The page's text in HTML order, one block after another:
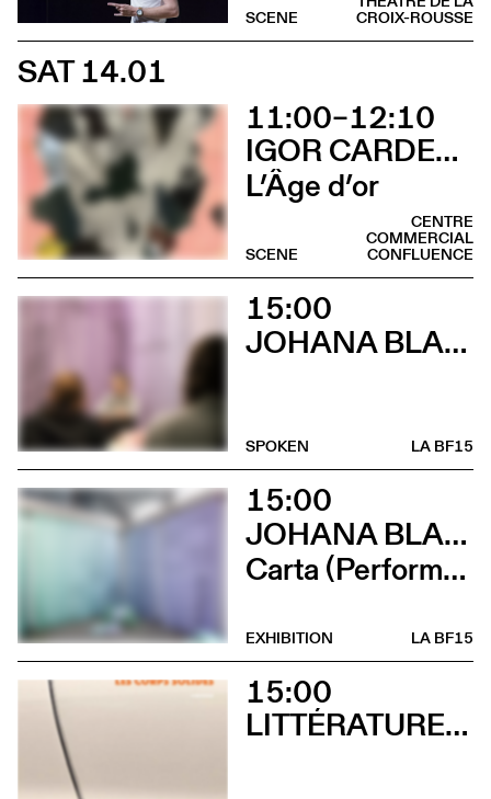
CROIX-ROUSSE
SCENE
SAT 14.01
11:00–12:10
IGOR CARDELLINI & TOMAS GONZALEZ
L’Âge d’or
CENTRE
COMMERCIAL
CONFLUENCE
SCENE
15:00
JOHANA BLANC
LA BF15
SPOKEN
15:00
JOHANA BLANC ET SIMONE HOLLIGER
Carta (Performance de Johana Blanc)
LA BF15
EXHIBITION
15:00
LITTÉRATURES SUISSES